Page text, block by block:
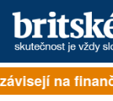
PŘIHLÁSIT
na